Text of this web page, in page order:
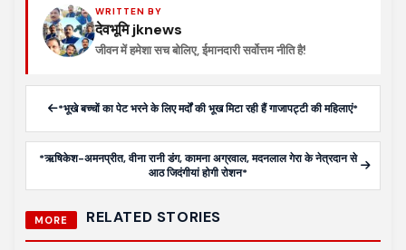
WRITTEN BY
देवभूमि jknews
जीवन में हमेशा सच बोलिए, ईमानदारी सर्वोत्तम नीति है!
*भूखे बच्‍चों का पेट भरने के ल‍िए मर्दों की भूख म‍िटा रही हैं गाजापट्टी की महिलाएं*
*ऋषिकेश-अमनप्रीत, वीना रानी डंग, कामना अग्रवाल, मदनलाल गेरा के नेत्रदान से
आठ जिदंगीयां होगी रोशन*
MORE RELATED STORIES